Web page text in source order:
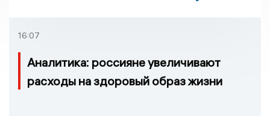
16:07
Аналитика: россияне увеличивают
расходы на здоровый образ жизни